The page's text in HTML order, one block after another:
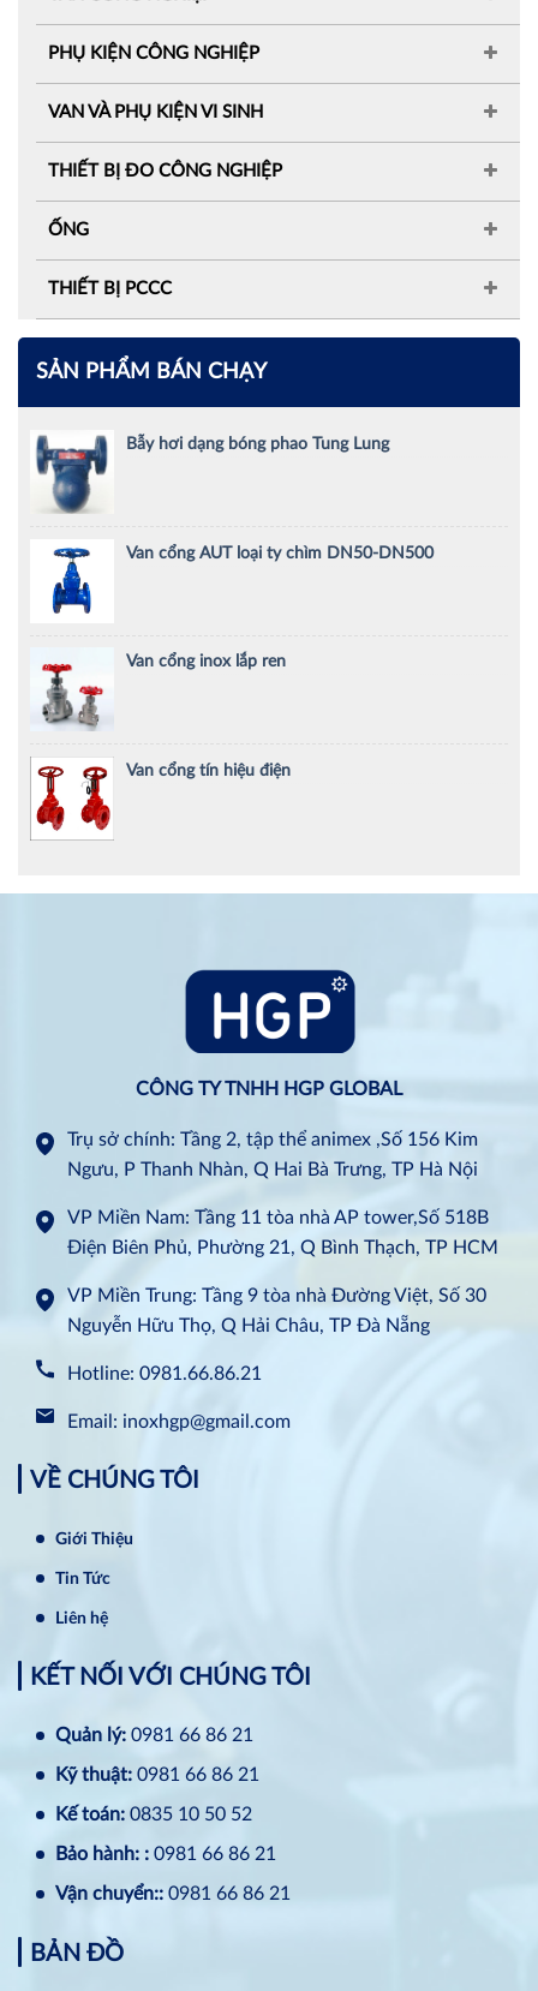
PHỤ KIỆN CÔNG NGHIỆP
VAN VÀ PHỤ KIỆN VI SINH
THIẾT BỊ ĐO CÔNG NGHIỆP
ỐNG
THIẾT BỊ PCCC
SẢN PHẨM BÁN CHẠY
Bẫy hơi dạng bóng phao Tung Lung
Van cổng AUT loại ty chìm DN50-DN500
Van cổng inox lắp ren
Van cổng tín hiệu điện
CÔNG TY TNHH HGP GLOBAL
Trụ sở chính: Tầng 2, tập thể animex ,Số 156 Kim
Ngưu, P Thanh Nhàn, Q Hai Bà Trưng, TP Hà Nội
VP Miền Nam: Tầng 11 tòa nhà AP tower,Số 518B
Điện Biên Phủ, Phường 21, Q Bình Thạch, TP HCM
VP Miền Trung: Tầng 9 tòa nhà Đường Việt, Số 30
Nguyễn Hữu Thọ, Q Hải Châu, TP Đà Nẵng
Hotline: 0981.66.86.21
Email: inoxhgp@gmail.com
VỀ CHÚNG TÔI
Giới Thiệu
Tin Tức
Liên hệ
KẾT NỐI VỚI CHÚNG TÔI
Quản lý: 0981 66 86 21
Kỹ thuật: 0981 66 86 21
Kế toán: 0835 10 50 52
Bảo hành: : 0981 66 86 21
Vận chuyển:: 0981 66 86 21
BẢN ĐỒ